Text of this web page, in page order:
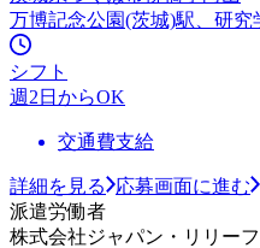
万博記念公園(茨城)駅、研究
シフト
週2日からOK
交通費支給
詳細を見る
応募画面に進む
派遣労働者
株式会社ジャパン・リリー